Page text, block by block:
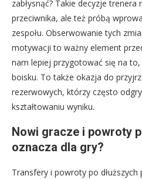
zabłysnąć? Takie decyzje
przeciwnika, ale też próbą
zespołu. Obserwowanie tych
motywacji to ważny element
nam lepiej przygotować się na
boisku. To także okazja do
rezerwowych, którzy często
kształtowaniu wyniku.
Nowi gracze i powroty
oznacza dla gry?
Transfery i powroty po